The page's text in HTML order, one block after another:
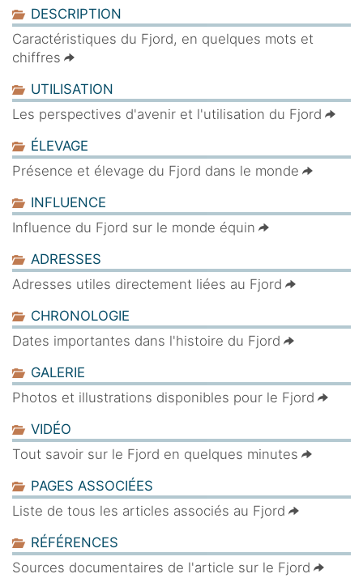
DESCRIPTION
Caractéristiques du Fjord, en quelques mots et
chiffres
UTILISATION
Les perspectives d'avenir et l'utilisation du Fjord
ÉLEVAGE
Présence et élevage du Fjord dans le monde
INFLUENCE
Influence du Fjord sur le monde équin
ADRESSES
Adresses utiles directement liées au Fjord
CHRONOLOGIE
Dates importantes dans l'histoire du Fjord
GALERIE
Photos et illustrations disponibles pour le Fjord
VIDÉO
Tout savoir sur le Fjord en quelques minutes
PAGES ASSOCIÉES
Liste de tous les articles associés au Fjord
RÉFÉRENCES
Sources documentaires de l'article sur le Fjord